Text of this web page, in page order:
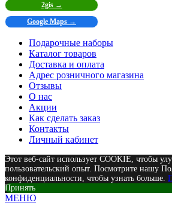
2gis →
Google Maps →
Подарочные наборы
Каталог товаров
Доставка и оплата
Адрес розничного магазина
Отзывы
О нас
Акции
Как сделать заказ
Контакты
Личный кабинет
Этот веб-сайт использует COOKIE, чтобы
пользовательский опыт. Посмотрите нашу
конфиденциальности, чтобы узнать больше.
Принять
МЕНЮ